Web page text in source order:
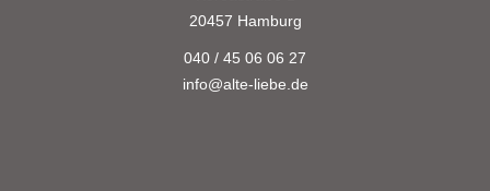
20457 Hamburg
040 / 45 06 06 27
info@alte-liebe.de